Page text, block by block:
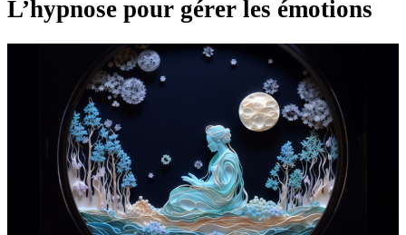
L’hypnose pour gérer les émotions